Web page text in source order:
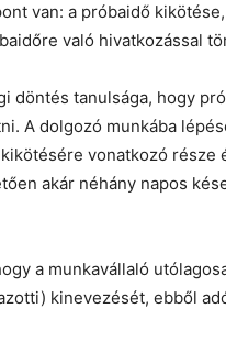
van: a próbaidő
való hivatkozással
döntés tanulsága, hogy
A dolgozó munkába
vonatkozó része
akár néhány napos
a munkavállaló
kinevezését, ebből